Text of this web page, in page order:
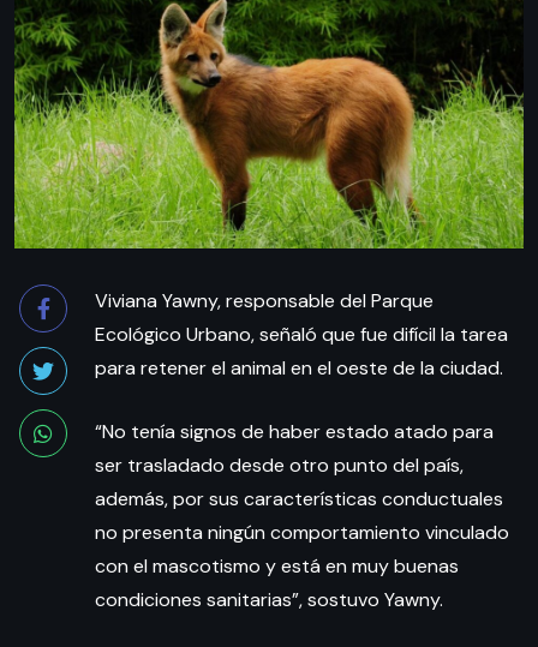
Viviana Yawny, responsable del Parque
Ecológico Urbano, señaló que fue difícil la tarea
para retener el animal en el oeste de la ciudad.
“No tenía signos de haber estado atado para
ser trasladado desde otro punto del país,
además, por sus características conductuales
no presenta ningún comportamiento vinculado
con el mascotismo y está en muy buenas
condiciones sanitarias”, sostuvo Yawny.